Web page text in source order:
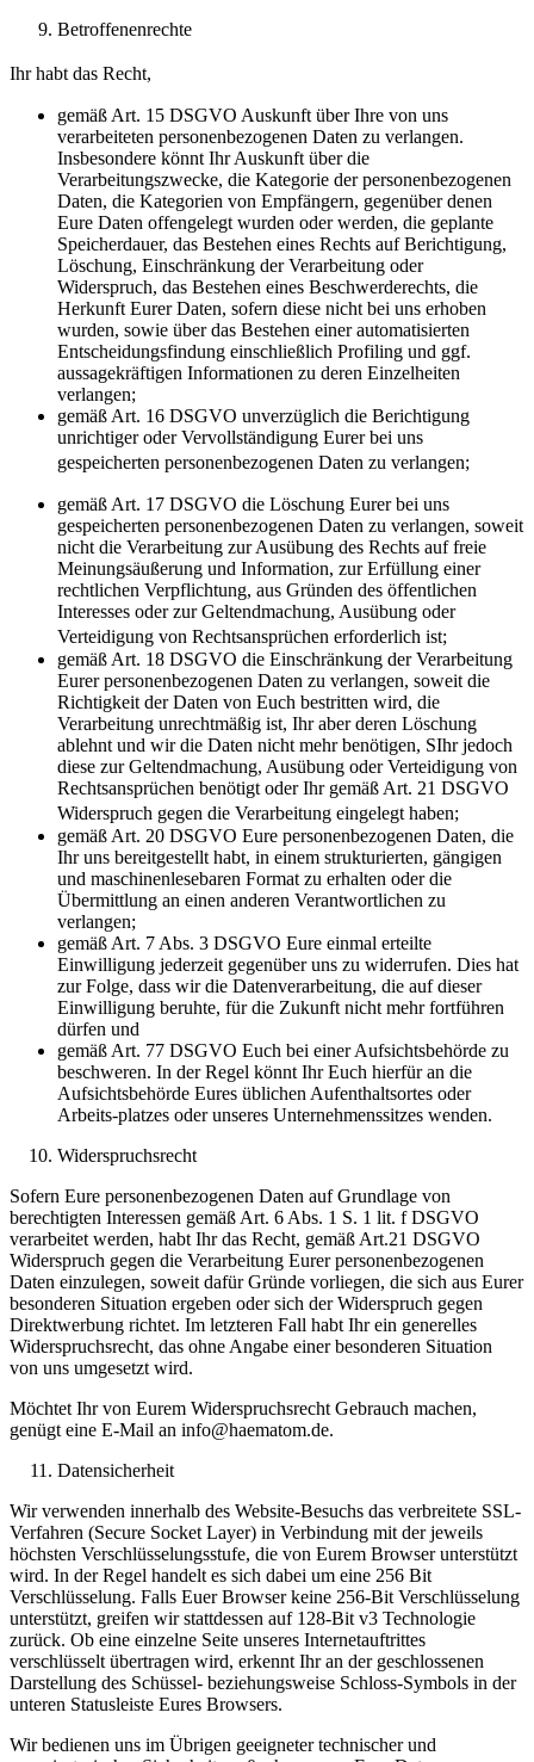
Betroffenenrechte
Ihr habt das Recht,
gemäß Art. 15 DSGVO Auskunft über Ihre von uns
verarbeiteten personenbezogenen Daten zu verlangen.
Insbesondere könnt Ihr Auskunft über die
Verarbeitungszwecke, die Kategorie der personenbezogenen
Daten, die Kategorien von Empfängern, gegenüber denen
Eure Daten offengelegt wurden oder werden, die geplante
Speicherdauer, das Bestehen eines Rechts auf Berichtigung,
Löschung, Einschränkung der Verarbeitung oder
Widerspruch, das Bestehen eines Beschwerderechts, die
Herkunft Eurer Daten, sofern diese nicht bei uns erhoben
wurden, sowie über das Bestehen einer automatisierten
Entscheidungsfindung einschließlich Profiling und ggf.
aussagekräftigen Informationen zu deren Einzelheiten
verlangen;
gemäß Art. 16 DSGVO unverzüglich die Berichtigung
unrichtiger oder Vervollständigung Eurer bei uns
gespeicherten personenbezogenen Daten zu verlangen;
gemäß Art. 17 DSGVO die Löschung Eurer bei uns
gespeicherten personenbezogenen Daten zu verlangen, soweit
nicht die Verarbeitung zur Ausübung des Rechts auf freie
Meinungsäußerung und Information, zur Erfüllung einer
rechtlichen Verpflichtung, aus Gründen des öffentlichen
Interesses oder zur Geltendmachung, Ausübung oder
Verteidigung von Rechtsansprüchen erforderlich ist;
gemäß Art. 18 DSGVO die Einschränkung der Verarbeitung
Eurer personenbezogenen Daten zu verlangen, soweit die
Richtigkeit der Daten von Euch bestritten wird, die
Verarbeitung unrechtmäßig ist, Ihr aber deren Löschung
ablehnt und wir die Daten nicht mehr benötigen, SIhr jedoch
diese zur Geltendmachung, Ausübung oder Verteidigung von
Rechtsansprüchen benötigt oder Ihr gemäß Art. 21 DSGVO
Widerspruch gegen die Verarbeitung eingelegt haben;
gemäß Art. 20 DSGVO Eure personenbezogenen Daten, die
Ihr uns bereitgestellt habt, in einem strukturierten, gängigen
und maschinenlesebaren Format zu erhalten oder die
Übermittlung an einen anderen Verantwortlichen zu
verlangen;
gemäß Art. 7 Abs. 3 DSGVO Eure einmal erteilte
Einwilligung jederzeit gegenüber uns zu widerrufen. Dies hat
zur Folge, dass wir die Datenverarbeitung, die auf dieser
Einwilligung beruhte, für die Zukunft nicht mehr fortführen
dürfen und
gemäß Art. 77 DSGVO Euch bei einer Aufsichtsbehörde zu
beschweren. In der Regel könnt Ihr Euch hierfür an die
Aufsichtsbehörde Eures üblichen Aufenthaltsortes oder
Arbeits-platzes oder unseres Unternehmenssitzes wenden.
Widerspruchsrecht
Sofern Eure personenbezogenen Daten auf Grundlage von
berechtigten Interessen gemäß Art. 6 Abs. 1 S. 1 lit. f DSGVO
verarbeitet werden, habt Ihr das Recht, gemäß Art.21 DSGVO
Widerspruch gegen die Verarbeitung Eurer personenbezogenen
Daten einzulegen, soweit dafür Gründe vorliegen, die sich aus Eurer
besonderen Situation ergeben oder sich der Widerspruch gegen
Direktwerbung richtet. Im letzteren Fall habt Ihr ein generelles
Widerspruchsrecht, das ohne Angabe einer besonderen Situation
von uns umgesetzt wird.
Möchtet Ihr von Eurem Widerspruchsrecht Gebrauch machen,
genügt eine E-Mail an info@haematom.de.
Datensicherheit
Wir verwenden innerhalb des Website-Besuchs das verbreitete SSL-
Verfahren (Secure Socket Layer) in Verbindung mit der jeweils
höchsten Verschlüsselungsstufe, die von Eurem Browser unterstützt
wird. In der Regel handelt es sich dabei um eine 256 Bit
Verschlüsselung. Falls Euer Browser keine 256-Bit Verschlüsselung
unterstützt, greifen wir stattdessen auf 128-Bit v3 Technologie
zurück. Ob eine einzelne Seite unseres Internetauftrittes
verschlüsselt übertragen wird, erkennt Ihr an der geschlossenen
Darstellung des Schüssel- beziehungsweise Schloss-Symbols in der
unteren Statusleiste Eures Browsers.
Wir bedienen uns im Übrigen geeigneter technischer und